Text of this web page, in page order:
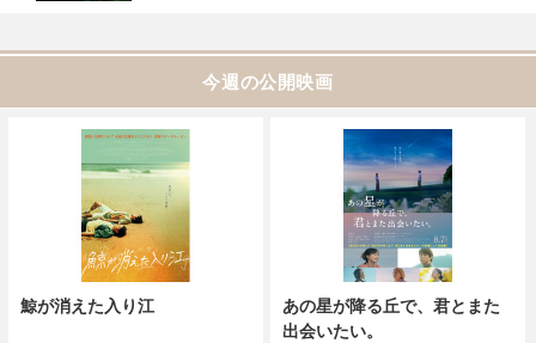
今週の公開映画
鯨が消えた入り江
あの星が降る丘で、君とまた
出会いたい。